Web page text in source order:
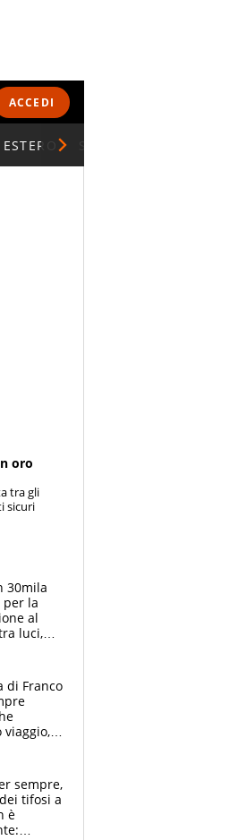
ACCEDI
oro
tra gli
sicuri
30mila
per la
al
luci,
di Franco
dei tifosi
sempre,
tifosi a
è